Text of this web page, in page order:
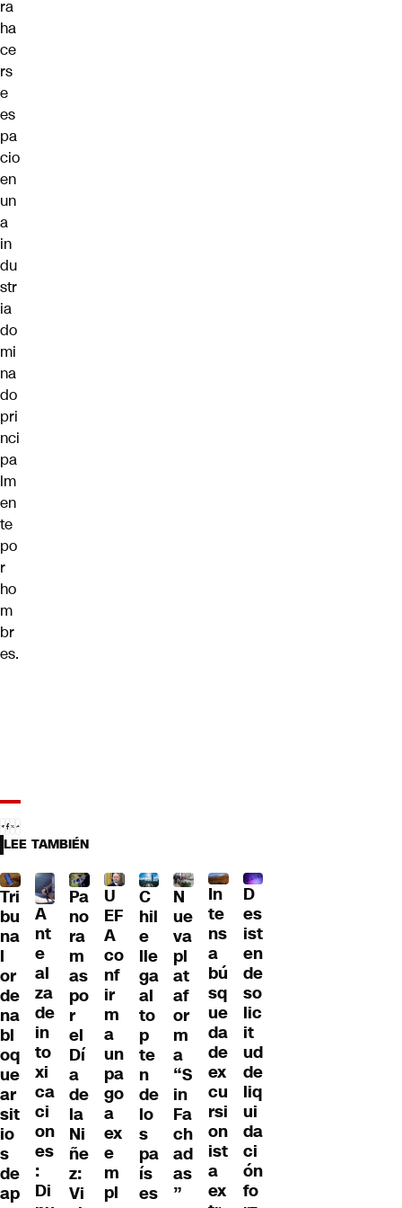
ra
ha
ce
rs
e
es
pa
cio
en
un
a
in
du
str
ia
do
mi
na
do
pri
nci
pa
lm
en
te
po
r
ho
m
br
es.
LEE TAMBIÉN
Tri
bu
na
l
or
de
na
bl
oq
ue
ar
sit
io
s
de
ap
A
nt
e
al
za
de
in
to
xi
ca
ci
on
es
:
Di
Pa
no
ra
m
as
po
r
el
Dí
a
de
la
Ni
ñe
z:
Vi
U
EF
A
co
nf
ir
m
a
un
pa
go
a
ex
e
m
pl
C
hil
e
lle
ga
al
to
p
te
n
de
lo
s
pa
ís
es
N
ue
va
pl
at
af
or
m
a
“S
in
Fa
ch
ad
as
”
In
te
ns
a
bú
sq
ue
da
de
ex
cu
rsi
on
ist
a
ex
D
es
ist
en
de
so
lic
it
ud
de
liq
ui
da
ci
ón
fo